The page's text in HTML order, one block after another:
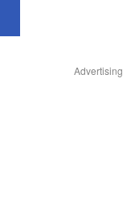
Advertising